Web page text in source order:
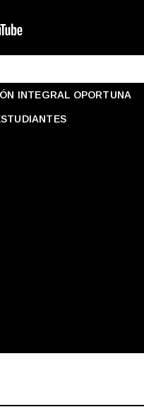
INTEGRAL OPORTUNA